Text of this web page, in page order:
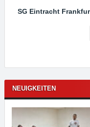
SG Eintracht
NEUIGKEITEN